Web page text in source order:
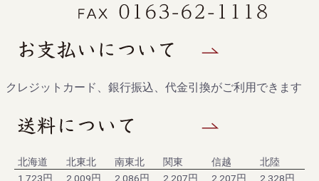
クレジットカード、銀行振込、代金引換がご利用できます
北海道
1,723円
北東北
2,009円
南東北
2,086円
関東
2,207円
信越
2,207円
北陸
2,328円